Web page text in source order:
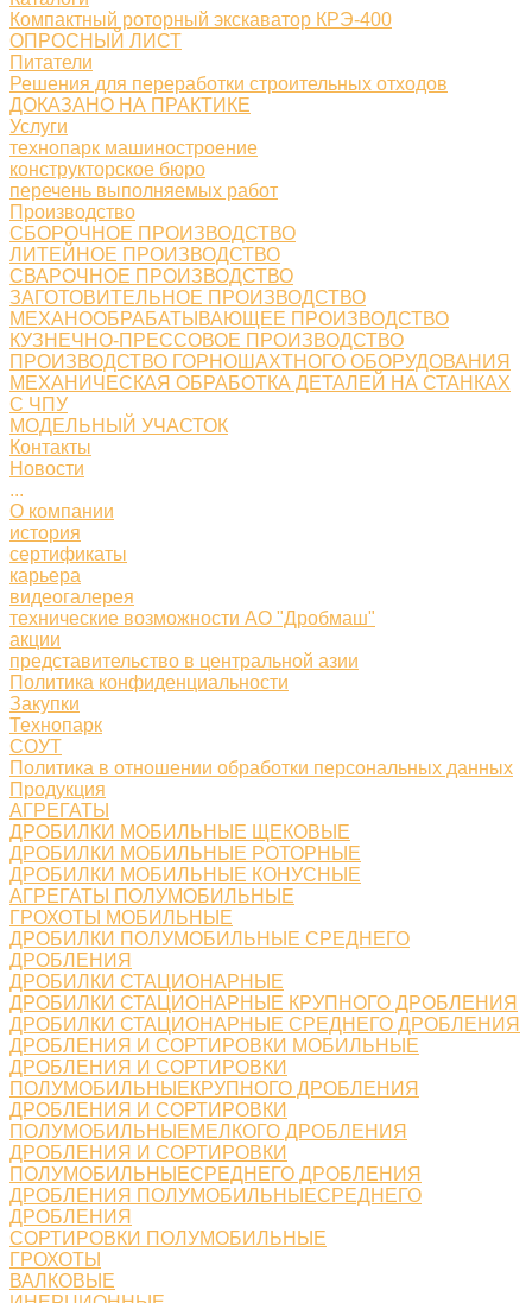
Компактный роторный экскаватор КРЭ-400
ОПРОСНЫЙ ЛИСТ
Питатели
Решения для переработки строительных отходов
ДОКАЗАНО НА ПРАКТИКЕ
Услуги
технопарк машиностроение
конструкторское бюро
перечень выполняемых работ
Производство
СБОРОЧНОЕ ПРОИЗВОДСТВО
ЛИТЕЙНОЕ ПРОИЗВОДСТВО
СВАРОЧНОЕ ПРОИЗВОДСТВО
ЗАГОТОВИТЕЛЬНОЕ ПРОИЗВОДСТВО
МЕХАНООБРАБАТЫВАЮЩЕЕ ПРОИЗВОДСТВО
КУЗНЕЧНО-ПРЕССОВОЕ ПРОИЗВОДСТВО
ПРОИЗВОДСТВО ГОРНОШАХТНОГО ОБОРУДОВАНИЯ
МЕХАНИЧЕСКАЯ ОБРАБОТКА ДЕТАЛЕЙ НА СТАНКАХ
С ЧПУ
МОДЕЛЬНЫЙ УЧАСТОК
Контакты
Новости
...
О компании
история
сертификаты
карьера
видеогалерея
технические возможности АО "Дробмаш"
акции
представительство в центральной азии
Политика конфиденциальности
Закупки
Технопарк
СОУТ
Политика в отношении обработки персональных данных
Продукция
АГРЕГАТЫ
ДРОБИЛКИ МОБИЛЬНЫЕ ЩЕКОВЫЕ
ДРОБИЛКИ МОБИЛЬНЫЕ РОТОРНЫЕ
ДРОБИЛКИ МОБИЛЬНЫЕ КОНУСНЫЕ
АГРЕГАТЫ ПОЛУМОБИЛЬНЫЕ
ГРОХОТЫ МОБИЛЬНЫЕ
ДРОБИЛКИ ПОЛУМОБИЛЬНЫЕ СРЕДНЕГО
ДРОБЛЕНИЯ
ДРОБИЛКИ СТАЦИОНАРНЫЕ
ДРОБИЛКИ СТАЦИОНАРНЫЕ КРУПНОГО ДРОБЛЕНИЯ
ДРОБИЛКИ СТАЦИОНАРНЫЕ СРЕДНЕГО ДРОБЛЕНИЯ
ДРОБЛЕНИЯ И СОРТИРОВКИ МОБИЛЬНЫЕ
ДРОБЛЕНИЯ И СОРТИРОВКИ
ПОЛУМОБИЛЬНЫЕКРУПНОГО ДРОБЛЕНИЯ
ДРОБЛЕНИЯ И СОРТИРОВКИ
ПОЛУМОБИЛЬНЫЕМЕЛКОГО ДРОБЛЕНИЯ
ДРОБЛЕНИЯ И СОРТИРОВКИ
ПОЛУМОБИЛЬНЫЕСРЕДНЕГО ДРОБЛЕНИЯ
ДРОБЛЕНИЯ ПОЛУМОБИЛЬНЫЕСРЕДНЕГО
ДРОБЛЕНИЯ
СОРТИРОВКИ ПОЛУМОБИЛЬНЫЕ
ГРОХОТЫ
ВАЛКОВЫЕ